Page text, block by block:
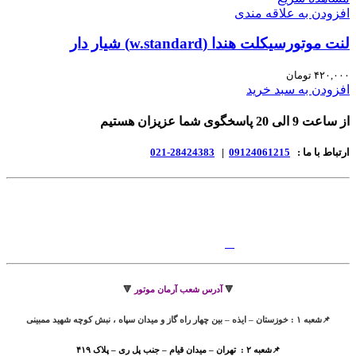
افزودن به علاقه مندی
لنت موتورسیکلت هندا (w.standard) شیار دار
۴۲۰,۰۰۰ تومان
افزودن به سبد خرید
از ساعت 9 الی 20 پاسخگوی شما عزیزان هستیم
ارتباط با ما : 09124061215
|
28424383-021
🔻 آدرس شعب آرمان موتور 🔻
📌شعبه ۱ : خوزستان – ایذه – بین چهار راه گاز و میدان سپاه ، نبش کوچه شهید ممبینی
📌شعبه ۲ : تهران – میدان قیام – جنب پل ری – پلاک ۴۱۹